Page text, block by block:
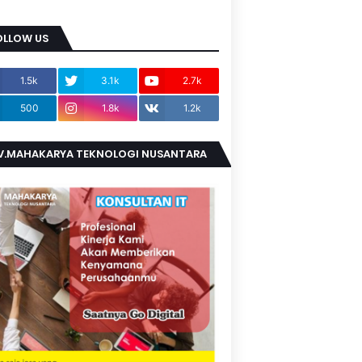
US
1.5k 3.1k 2.7k
500 1.8k 1.2k
TEKNOLOGI NUSANTARA